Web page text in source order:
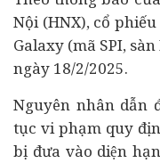
Nội (HNX), cổ
Galaxy (mã SPI,
ngày 18/2/2025.
Nguyên nhân dẫn
tục vi phạm quy
bị đưa vào diện